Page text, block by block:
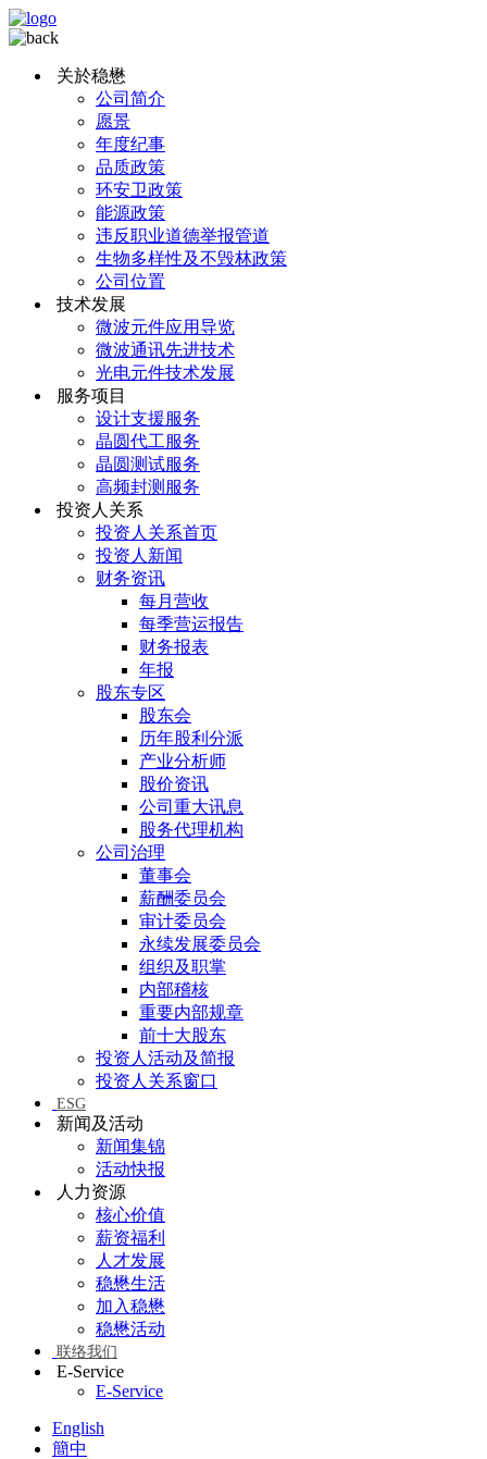
关於稳懋
公司简介
愿景
年度纪事
品质政策
环安卫政策
能源政策
违反职业道德举报管道
生物多样性及不毁林政策
公司位置
技术发展
微波元件应用导览
微波通讯先进技术
光电元件技术发展
服务项目
设计支援服务
晶圆代工服务
晶圆测试服务
高频封测服务
投资人关系
投资人关系首页
投资人新闻
财务资讯
每月营收
每季营运报告
财务报表
年报
股东专区
股东会
历年股利分派
产业分析师
股价资讯
公司重大讯息
股务代理机构
公司治理
董事会
薪酬委员会
审计委员会
永续发展委员会
组织及职掌
内部稽核
重要内部规章
前十大股东
投资人活动及简报
投资人关系窗口
ESG
新闻及活动
新闻集锦
活动快报
人力资源
核心价值
薪资福利
人才发展
稳懋生活
加入稳懋
稳懋活动
联络我们
E-Service
E-Service
English
簡中